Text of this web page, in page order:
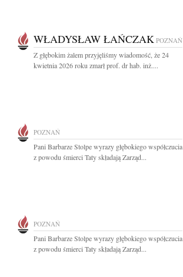
WŁADYSŁAW ŁAŃCZAK POZNAŃ
Z głębokim żalem przyjęliśmy wiadomość, że 24
kwietnia 2026 roku zmarł prof. dr hab. inż....
POZNAŃ
Pani Barbarze Stolpe wyrazy głębokiego współczucia
z powodu śmierci Taty składają Zarząd...
POZNAŃ
Pani Barbarze Stolpe wyrazy głębokiego współczucia
z powodu śmierci Taty składają Zarząd...